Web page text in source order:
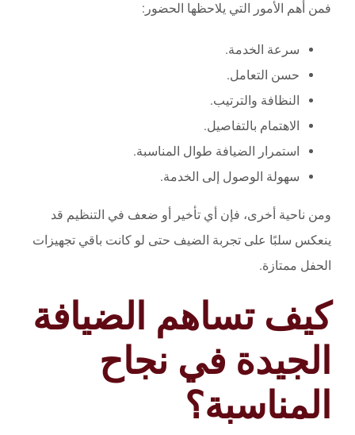
فمن أهم الأمور التي يلاحظها الحضور:
سرعة الخدمة.
حسن التعامل.
النظافة والترتيب.
الاهتمام بالتفاصيل.
استمرار الضيافة طوال المناسبة.
سهولة الوصول إلى الخدمة.
ومن ناحية أخرى، فإن أي تأخير أو ضعف في التنظيم قد
ينعكس سلبًا على تجربة الضيف حتى لو كانت باقي تجهيزات
الحفل ممتازة.
كيف تساهم الضيافة
الجيدة في نجاح
المناسبة؟